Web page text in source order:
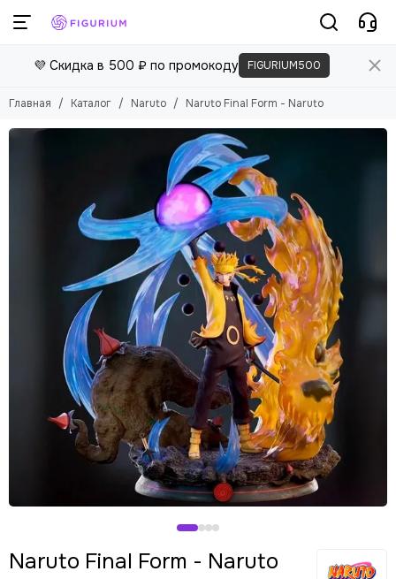
💜 Скидка в 500 ₽ по промокоду FIGURIUM500
Главная Каталог Naruto Naruto Final Form - Naruto
Naruto Final Form - Naruto